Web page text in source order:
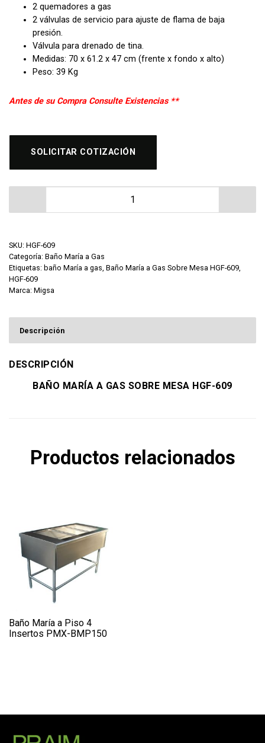
2 quemadores a gas
2 válvulas de servicio para ajuste de flama de baja
presión.
Válvula para drenado de tina.
Medidas: 70 x 61.2 x 47 cm (frente x fondo x alto)
Peso: 39 Kg
Antes de su Compra Consulte Existencias **
SOLICITAR COTIZACIÓN
Baño María a Gas Sobre Mesa HGF-609 cantidad
SKU: HGF-609
Categoría: Baño María a Gas
Etiquetas: baño María a gas, Baño María a Gas Sobre Mesa HGF-609,
HGF-609
Marca: Migsa
Descripción
DESCRIPCIÓN
BAÑO MARÍA A GAS SOBRE MESA HGF-609
Productos relacionados
Baño María a Piso 4
Insertos PMX-BMP150